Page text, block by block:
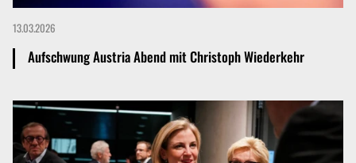
13.03.2026
Aufschwung Austria Abend mit Christoph Wiederkehr